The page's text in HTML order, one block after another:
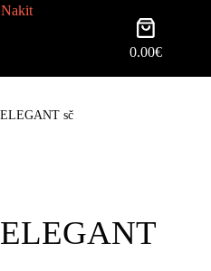
0.00€
sč